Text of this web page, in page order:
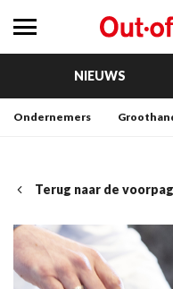
NIEUWS
Ondernemers
Terug naar de